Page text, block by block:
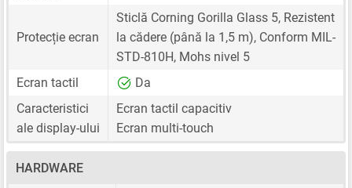
Protecție ecran
Sticlă Corning Gorilla Glass 5, Rezistent
la cădere (până la 1,5 m), Conform MIL-
STD-810H, Mohs nivel 5
Ecran tactil
Da
Caracteristici
ale display-ului
Ecran tactil capacitiv
Ecran multi-touch
HARDWARE